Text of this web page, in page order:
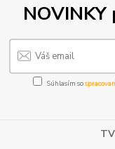
Súhlasím so